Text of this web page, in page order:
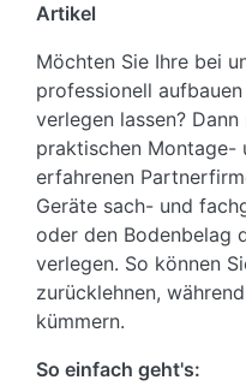
Artikel
Möchten Sie Ihre bei
professionell
verlegen lassen?
praktischen Montage-
erfahrenen
Geräte sach- und
oder den Bodenbelag
verlegen. So können
zurücklehnen,
kümmern.
So einfach geht's: